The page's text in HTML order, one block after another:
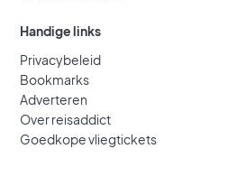
Handige links
Privacybeleid
Bookmarks
Adverteren
Over reisaddict
Goedkope vliegtickets